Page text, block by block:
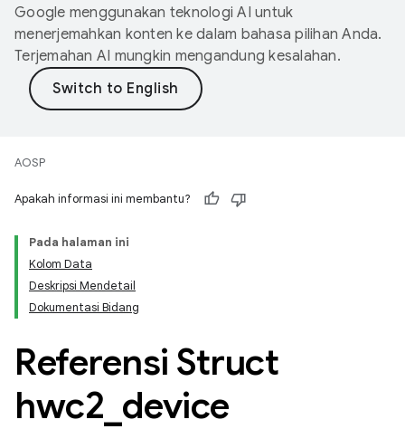
Google menggunakan teknologi AI untuk
menerjemahkan konten ke dalam bahasa pilihan Anda.
Terjemahan AI mungkin mengandung kesalahan.
AOSP
Apakah informasi ini membantu?
Pada halaman ini
Kolom Data
Deskripsi Mendetail
Dokumentasi Bidang
Referensi Struct
hwc2 device